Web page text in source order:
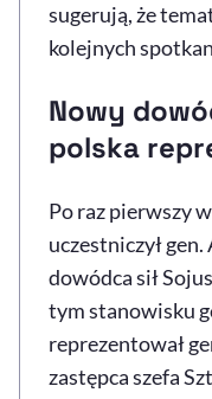
sugerują, że
kolejnych
Nowy
polska
Po raz pierwszy
uczestniczył
dowódca sił
tym stanowisku
reprezentował
zastępca szefa